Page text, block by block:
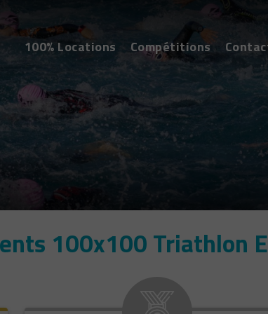
100% Locations Compétitions
100x100 Triathlon